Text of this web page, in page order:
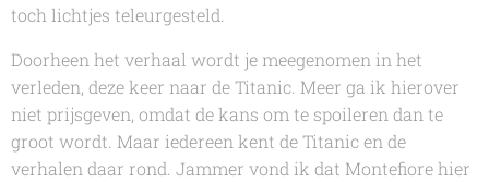
toch lichtjes teleurgesteld.
Doorheen het verhaal wordt je meegenomen in het
verleden, deze keer naar de Titanic. Meer ga ik hierover
niet prijsgeven, omdat de kans om te spoileren dan te
groot wordt. Maar iedereen kent de Titanic en de
verhalen daar rond. Jammer vond ik dat Montefiorehier